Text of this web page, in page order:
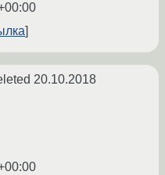
20.10.2018